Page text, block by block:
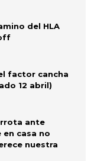
del HLA
factor cancha
12 abril)
ante
en casa no
nuestra